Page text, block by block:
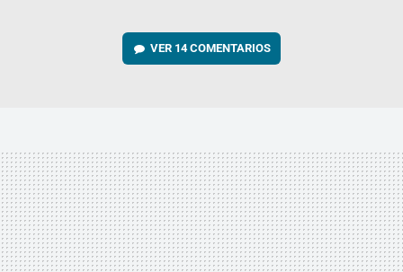
VER 14 COMENTARIOS